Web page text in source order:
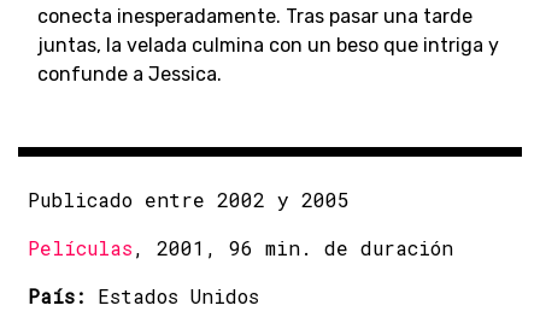
conecta inesperadamente. Tras pasar una tarde
juntas, la velada culmina con un beso que intriga y
confunde a Jessica.
Publicado entre 2002 y 2005
Películas, 2001, 96 min. de duración
País: Estados Unidos